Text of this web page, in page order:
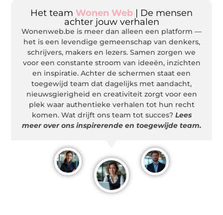
Het team Wonen Web | De mensen
achter jouw verhalen
Wonenweb.be is meer dan alleen een platform —
het is een levendige gemeenschap van denkers,
schrijvers, makers en lezers. Samen zorgen we
voor een constante stroom van ideeën, inzichten
en inspiratie. Achter de schermen staat een
toegewijd team dat dagelijks met aandacht,
nieuwsgierigheid en creativiteit zorgt voor een
plek waar authentieke verhalen tot hun recht
komen. Wat drijft ons team tot succes? Lees
meer over ons inspirerende en toegewijde team.